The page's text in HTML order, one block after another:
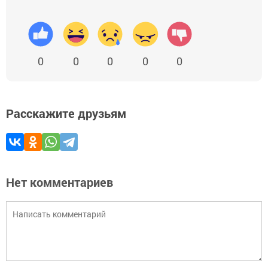
0 0 0 0 0
Расскажите друзьям
Нет комментариев